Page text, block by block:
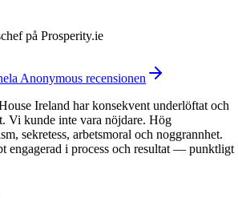
på Prosperity.ie
Anonymous recensionen
Ireland har konsekvent underlöftat och
Vi kunde inte vara nöjdare. Hög
sekretess, arbetsmoral och noggrannhet.
engagerad i process och resultat — punktligt